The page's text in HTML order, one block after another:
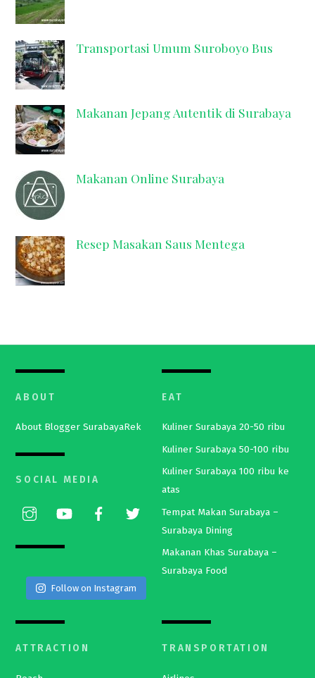
Transportasi Umum Suroboyo Bus
Makanan Jepang Autentik di Surabaya
Makanan Online Surabaya
Resep Masakan Saus Mentega
ABOUT
About Blogger SurabayaRek
SOCIAL MEDIA
Follow on Instagram
EAT
Kuliner Surabaya 20-50 ribu
Kuliner Surabaya 50-100 ribu
Kuliner Surabaya 100 ribu ke
atas
Tempat Makan Surabaya –
Surabaya Dining
Makanan Khas Surabaya –
Surabaya Food
ATTRACTION TRANSPORTATION